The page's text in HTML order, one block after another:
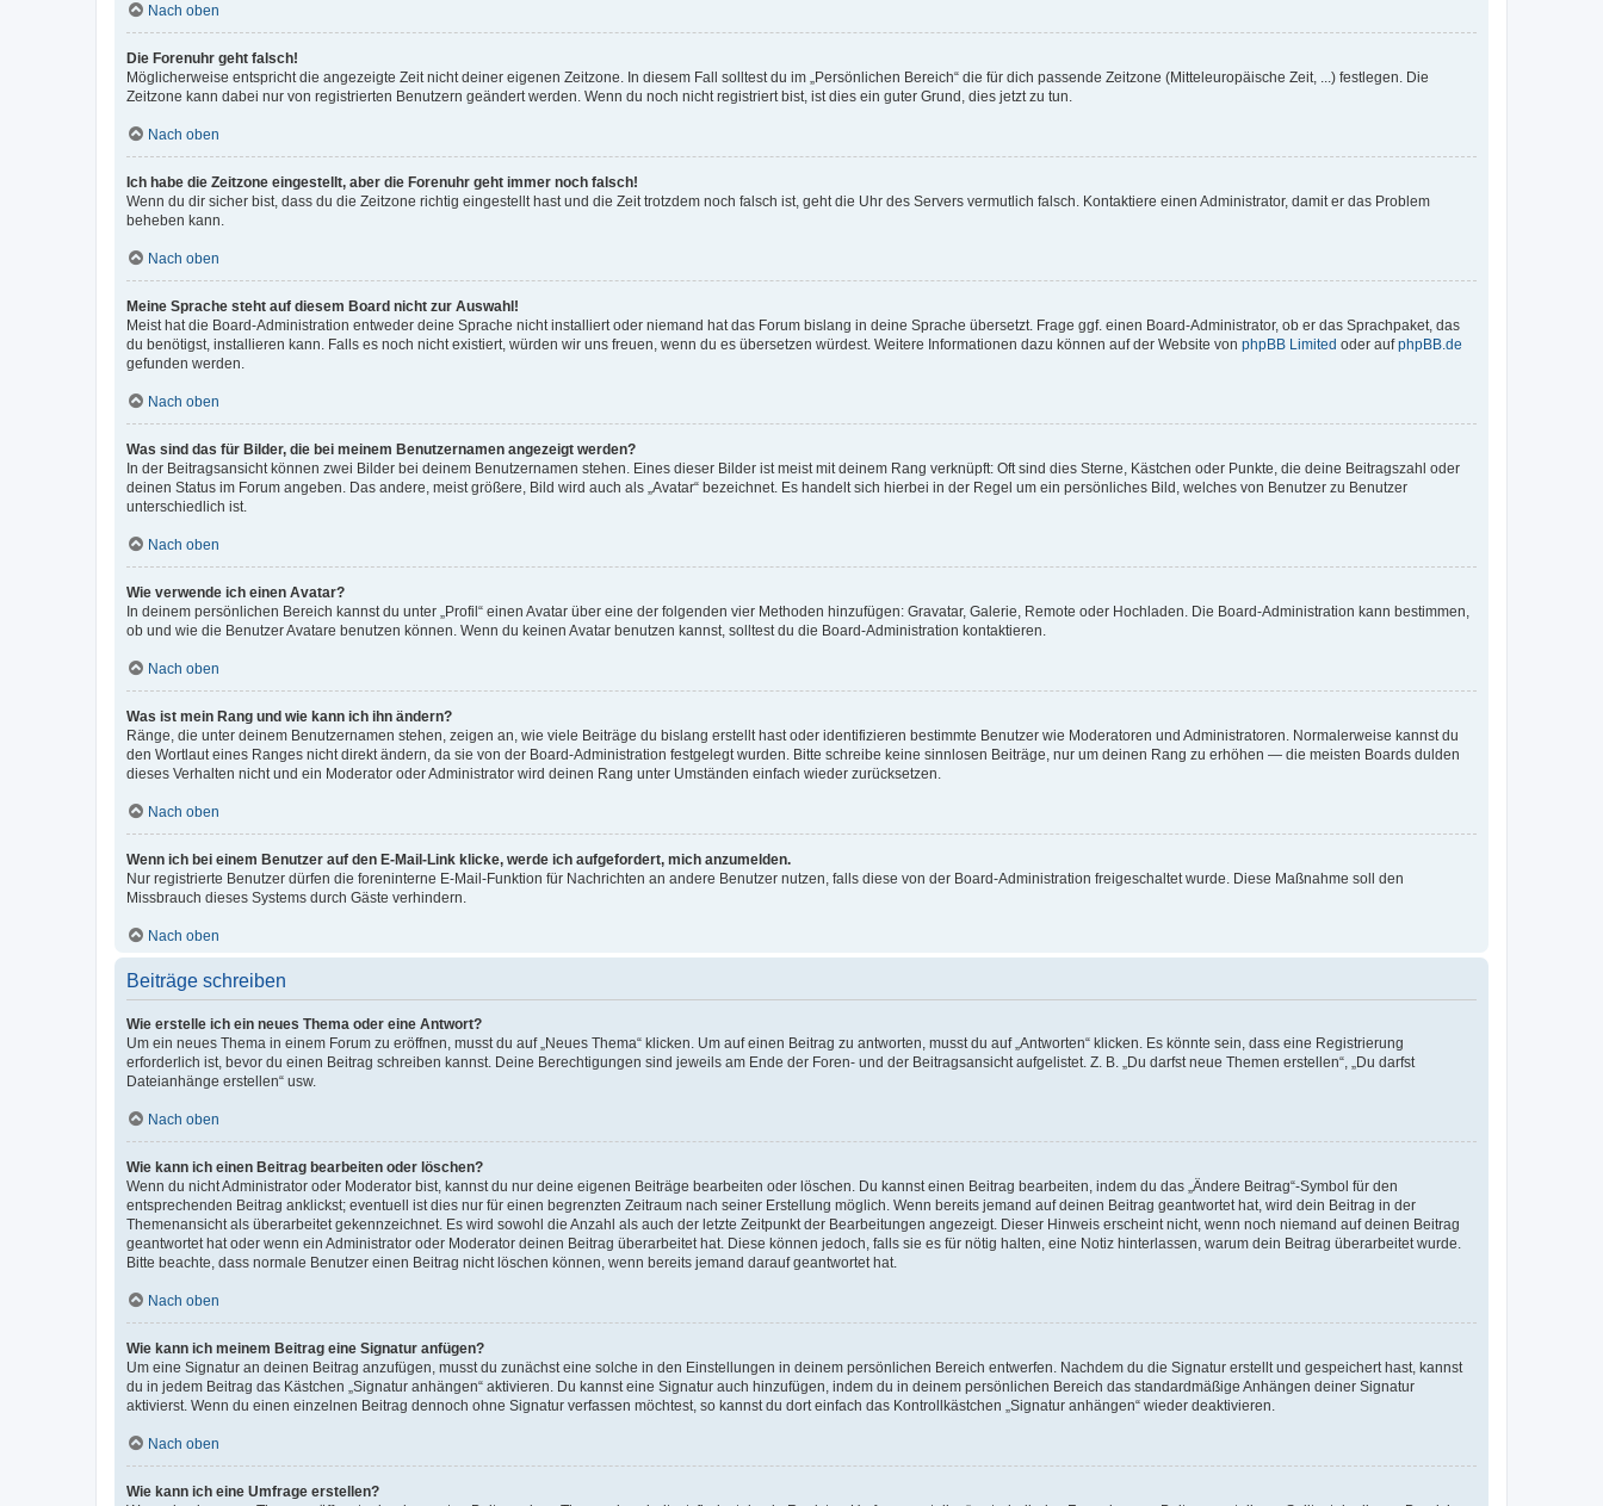
Nach oben
Die Forenuhr geht falsch!
Möglicherweise entspricht die angezeigte Zeit nicht deiner eigenen Zeitzone. In diesem Fall solltest du im „Persönlichen Bereich“ die für dich passende Zeitzone (Mitteleuropäische Zeit, ...) festlegen. Die
Zeitzone kann dabei nur von registrierten Benutzern geändert werden. Wenn du noch nicht registriert bist, ist dies ein guter Grund, dies jetzt zu tun.
Nach oben
Ich habe die Zeitzone eingestellt, aber die Forenuhr geht immer noch falsch!
Wenn du dir sicher bist, dass du die Zeitzone richtig eingestellt hast und die Zeit trotzdem noch falsch ist, geht die Uhr des Servers vermutlich falsch. Kontaktiere einen Administrator, damit er das Problem
beheben kann.
Nach oben
Meine Sprache steht auf diesem Board nicht zur Auswahl!
Meist hat die Board-Administration entweder deine Sprache nicht installiert oder niemand hat das Forum bislang in deine Sprache übersetzt. Frage ggf. einen Board-Administrator, ob er das Sprachpaket, das
du benötigst, installieren kann. Falls es noch nicht existiert, würden wir uns freuen, wenn du es übersetzen würdest. Weitere Informationen dazu können auf der Website von phpBB Limited oder aufphpBB.de
gefunden werden.
Nach oben
Was sind das für Bilder, die bei meinem Benutzernamen angezeigt werden?
In der Beitragsansicht können zwei Bilder bei deinem Benutzernamen stehen. Eines dieser Bilder ist meist mit deinem Rang verknüpft: Oft sind dies Sterne, Kästchen oder Punkte, die deine Beitragszahl oder
deinen Status im Forum angeben. Das andere, meist größere, Bild wird auch als „Avatar“ bezeichnet. Es handelt sich hierbei in der Regel um ein persönliches Bild, welches von Benutzer zu Benutzer
unterschiedlich ist.
Nach oben
Wie verwende ich einen Avatar?
In deinem persönlichen Bereich kannst du unter „Profil“ einen Avatar über eine der folgenden vier Methoden hinzufügen: Gravatar, Galerie, Remote oder Hochladen. Die Board-Administration kann bestimmen,
ob und wie die Benutzer Avatare benutzen können. Wenn du keinen Avatar benutzen kannst, solltest du die Board-Administration kontaktieren.
Nach oben
Was ist mein Rang und wie kann ich ihn ändern?
Ränge, die unter deinem Benutzernamen stehen, zeigen an, wie viele Beiträge du bislang erstellt hast oder identifizieren bestimmte Benutzer wie Moderatoren und Administratoren. Normalerweise kannst du
den Wortlaut eines Ranges nicht direkt ändern, da sie von der Board-Administration festgelegt wurden. Bitte schreibe keine sinnlosen Beiträge, nur um deinen Rang zu erhöhen — die meisten Boards dulden
dieses Verhalten nicht und ein Moderator oder Administrator wird deinen Rang unter Umständen einfach wieder zurücksetzen.
Nach oben
Wenn ich bei einem Benutzer auf den E-Mail-Link klicke, werde ich aufgefordert, mich anzumelden.
Nur registrierte Benutzer dürfen die foreninterne E-Mail-Funktion für Nachrichten an andere Benutzer nutzen, falls diese von der Board-Administration freigeschaltet wurde. Diese Maßnahme soll den
Missbrauch dieses Systems durch Gäste verhindern.
Nach oben
Beiträge schreiben
Wie erstelle ich ein neues Thema oder eine Antwort?
Um ein neues Thema in einem Forum zu eröffnen, musst du auf „Neues Thema“ klicken. Um auf einen Beitrag zu antworten, musst du auf „Antworten“ klicken. Es könnte sein, dass eine Registrierung
erforderlich ist, bevor du einen Beitrag schreiben kannst. Deine Berechtigungen sind jeweils am Ende der Foren- und der Beitragsansicht aufgelistet. Z. B. „Du darfst neue Themen erstellen“, „Du darfst
Dateianhänge erstellen“ usw.
Nach oben
Wie kann ich einen Beitrag bearbeiten oder löschen?
Wenn du nicht Administrator oder Moderator bist, kannst du nur deine eigenen Beiträge bearbeiten oder löschen. Du kannst einen Beitrag bearbeiten, indem du das „Ändere Beitrag“-Symbol für den
entsprechenden Beitrag anklickst; eventuell ist dies nur für einen begrenzten Zeitraum nach seiner Erstellung möglich. Wenn bereits jemand auf deinen Beitrag geantwortet hat, wird dein Beitrag in der
Themenansicht als überarbeitet gekennzeichnet. Es wird sowohl die Anzahl als auch der letzte Zeitpunkt der Bearbeitungen angezeigt. Dieser Hinweis erscheint nicht, wenn noch niemand auf deinen Beitrag
geantwortet hat oder wenn ein Administrator oder Moderator deinen Beitrag überarbeitet hat. Diese können jedoch, falls sie es für nötig halten, eine Notiz hinterlassen, warum dein Beitrag überarbeitet wurde.
Bitte beachte, dass normale Benutzer einen Beitrag nicht löschen können, wenn bereits jemand darauf geantwortet hat.
Nach oben
Wie kann ich meinem Beitrag eine Signatur anfügen?
Um eine Signatur an deinen Beitrag anzufügen, musst du zunächst eine solche in den Einstellungen in deinem persönlichen Bereich entwerfen. Nachdem du die Signatur erstellt und gespeichert hast, kannst
du in jedem Beitrag das Kästchen „Signatur anhängen“ aktivieren. Du kannst eine Signatur auch hinzufügen, indem du in deinem persönlichen Bereich das standardmäßige Anhängen deiner Signatur
aktivierst. Wenn du einen einzelnen Beitrag dennoch ohne Signatur verfassen möchtest, so kannst du dort einfach das Kontrollkästchen „Signatur anhängen“ wieder deaktivieren.
Nach oben
Wie kann ich eine Umfrage erstellen?